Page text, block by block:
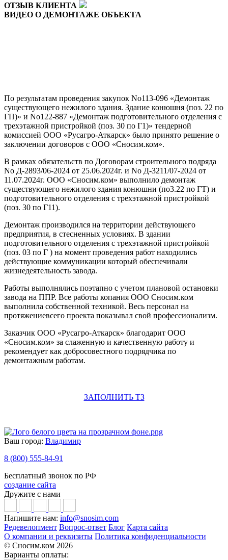
ОТЗЫВ КЛИЕНТА
ВИДЕО О ДЕМОНТАЖЕ ОБЪЕКТА
По результатам проведения закупок No113-096 «Демонтаж
существующего нежилого здания. Здание конюшня (поз. 22 по
ГП)» и No122-887 «Демонтаж подготовительного отделения с
трехэтажной пристройкой (поз. 30 по Г1)» тендерной
комиссией ООО «Русагро-Аткарск» было принято решение о
заключении договоров с ООО «Сносим.ком».
В рамках обязательств по Договорам строительного подряда
No Д-2893/06-2024 от 25.06.2024г. и No Д-3211/07-2024 от
11.07.2024г. ООО «Сносим.ком» выполнило демонтаж
существующего нежилого здания конюшни (по3.22 по ГТ) и
подготовительного отделения с трехэтажной пристройкой
(поз. 30 по Г11).
Демонтаж производился на территории действующего
предприятия, в стесненных условиях. В здании
подготовительного отделения с трехэтажной пристройкой
(поз. 03 по Г ) на момент проведения работ находились
действующие коммуникации который обеспечивали
жизнедеятельность завода.
Работы выполнялись поэтапно с учетом плановой остановки
завода на ППР. Все работы копания ООО Сносим.ком
выполнила собственной техникой. Весь персонал на
протяжениевсего проекта показывал свой профессионализм.
Заказчик ООО «Русагро-Аткарск» благодарит ООО
«Сносим.ком» за слаженную и качественную работу и
рекомендует как добросовестного подрядчика по
демонтажным работам.
ЗАПОЛНИТЬ ТЗ
Ваш город: Владимир
8 (800) 555-84-91
Бесплатный звонок по РФ
создание сайта
Дружите с нами
Напишите нам: info@snosim.com
Редевелопмент Вопрос-ответ Блог Карта сайта
О компании и реквизиты Политика конфиденциальности
© Сносим.ком 2026
Варианты оплаты: